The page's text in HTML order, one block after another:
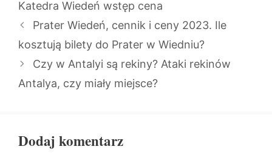
Katedra Wiedeń wstęp cena
Prater Wiedeń, cennik i ceny 2023. Ile
kosztują bilety do Prater w Wiedniu?
Czy w Antalyi są rekiny? Ataki rekinów
Antalya, czy miały miejsce?
Dodaj komentarz